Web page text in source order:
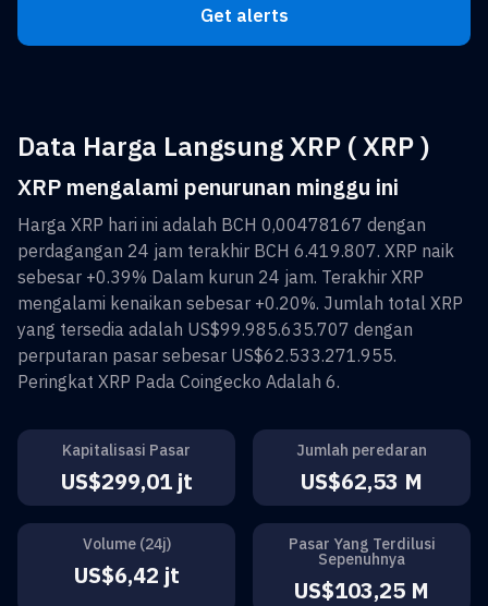
Get alerts
Data Harga Langsung XRP ( XRP )
XRP mengalami penurunan minggu ini
Harga XRP hari ini adalah BCH 0,00478167 dengan
perdagangan 24 jam terakhir BCH 6.419.807. XRP naik
sebesar +0.39% Dalam kurun 24 jam. Terakhir XRP
mengalami kenaikan sebesar +0.20%. Jumlah total XRP
yang tersedia adalah US$99.985.635.707 dengan
perputaran pasar sebesar US$62.533.271.955.
Peringkat XRP Pada Coingecko Adalah 6.
Kapitalisasi Pasar
US$299,01 jt
Jumlah peredaran
US$62,53 M
Volume (24j)
US$6,42 jt
Pasar Yang Terdilusi
Sepenuhnya
US$103,25 M